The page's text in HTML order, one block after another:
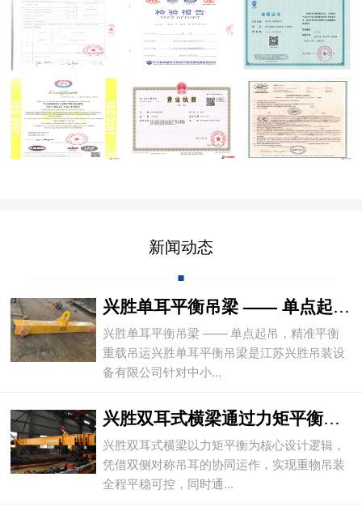
新闻动态
兴胜单耳平衡吊梁 —— 单点起吊，精准平
兴胜单耳平衡吊梁 —— 单点起吊，精准平衡
重载吊运兴胜单耳平衡吊梁是江苏兴胜吊装设
备有限公司针对中小...
兴胜双耳式横梁通过力矩平衡实现重物平稳吊
兴胜双耳式横梁以力矩平衡为核心设计逻辑，
凭借双侧对称吊耳的协同运作，实现重物吊装
全程平稳可控，同时通...